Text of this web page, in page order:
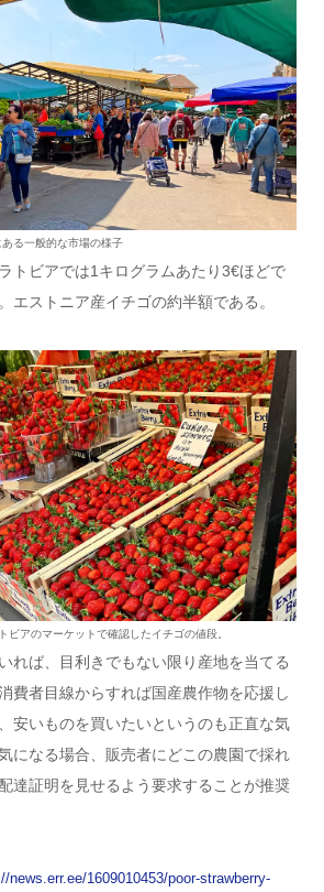
る一般的な市場の様子
トビアでは1キログラムあたり3€ほどで
エストニア産イチゴの約半額である。
ビアのマーケットで確認したイチゴの値段。
れば、目利きでもない限り産地を当てる
費者目線からすれば国産農作物を応援し
安いものを買いたいというのも正直な気
になる場合、販売者にどこの農園で採れ
達証明を見せるよう要求することが推奨
news.err.ee/1609010453/poor-strawberry-